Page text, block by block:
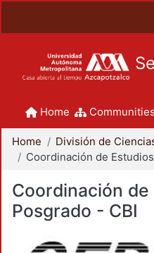
Home
Home
Coordinación
Posgrado - CBI